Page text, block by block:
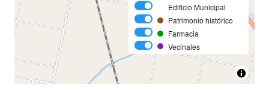
Edificio Municipal
Patrimonio histórico
Farmacia
Vecinales
Plazas y paseos